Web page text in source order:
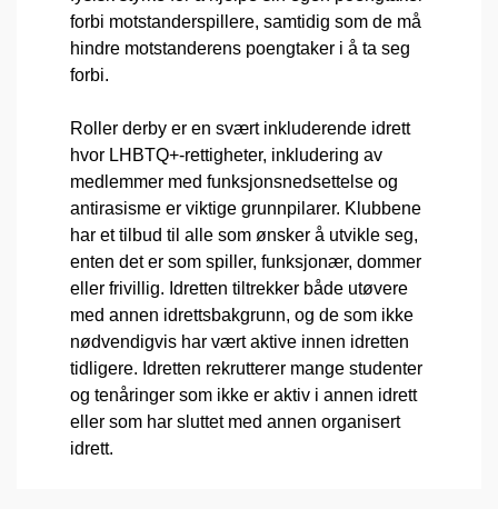
forbi motstanderspillere, samtidig som de må
hindre motstanderens poengtaker i å ta seg
forbi.
Roller derby er en svært inkluderende idrett
hvor LHBTQ+-rettigheter, inkludering av
medlemmer med funksjonsnedsettelse og
antirasisme er viktige grunnpilarer. Klubbene
har et tilbud til alle som ønsker å utvikle seg,
enten det er som spiller, funksjonær, dommer
eller frivillig. Idretten tiltrekker både utøvere
med annen idrettsbakgrunn, og de som ikke
nødvendigvis har vært aktive innen idretten
tidligere. Idretten rekrutterer mange studenter
og tenåringer som ikke er aktiv i annen idrett
eller som har sluttet med annen organisert
idrett.